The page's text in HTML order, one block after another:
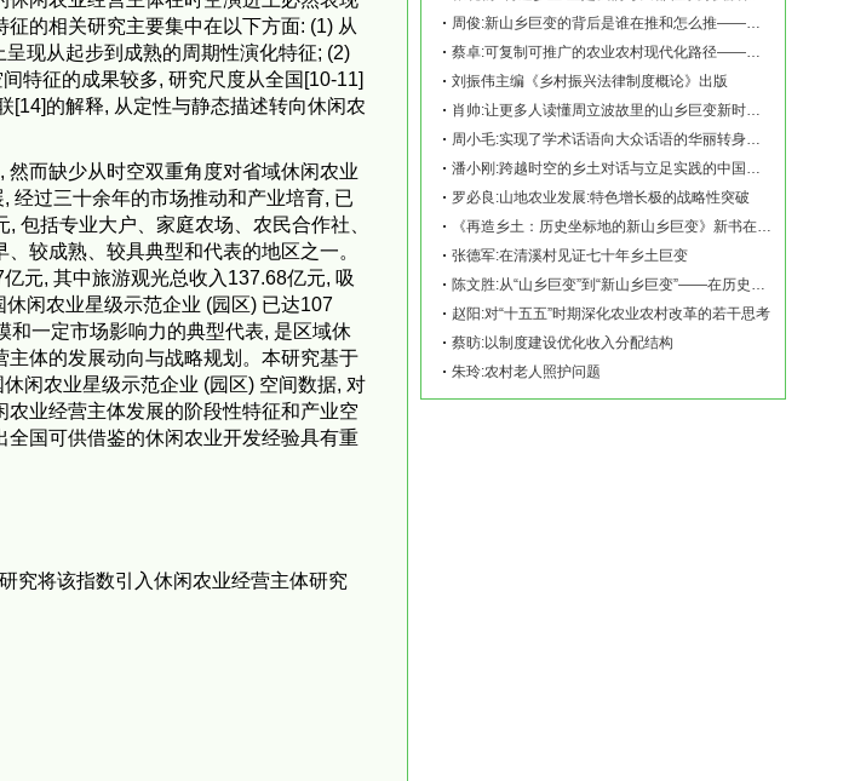
的相关研究主要集中在以下方面: (1) 从
现从起步到成熟的周期性演化特征; (2)
特征的成果较多, 研究尺度从全国[10-11]
[14]的解释, 从定性与静态描述转向休闲农
而缺少从时空双重角度对省域休闲农业
经过三十余年的市场推动和产业培育, 已
包括专业大户、家庭农场、农民合作社、
较成熟、较具典型和代表的地区之一。
元, 其中旅游观光总收入137.68亿元, 吸
闲农业星级示范企业 (园区) 已达107
和一定市场影响力的典型代表, 是区域休
体的发展动向与战略规划。本研究基于
闲农业星级示范企业 (园区) 空间数据, 对
业经营主体发展的阶段性特征和产业空
国可供借鉴的休闲农业开发经验具有重
究将该指数引入休闲农业经营主体研究
周俊:新山乡巨变的背后是谁在推和怎么推——《再造乡土:历史坐标地的新山乡巨变》新书发
蔡卓:可复制可推广的农业农村现代化路径——《再造乡土:历史坐标地的新山乡巨变》新书发
刘振伟主编《乡村振兴法律制度概论》出版
肖帅:让更多人读懂周立波故里的山乡巨变新时代故事——《再造乡土:历史坐标地的新山乡巨
周小毛:实现了学术话语向大众话语的华丽转身——《再造乡土:历史坐标地的新山乡巨变》新
潘小刚:跨越时空的乡土对话与立足实践的中国故事——《再造乡土:历史坐标地的新山乡巨变
罗必良:山地农业发展:特色增长极的战略性突破
《再造乡土：历史坐标地的新山乡巨变》新书在赫山清溪村首发
张德军:在清溪村见证七十年乡土巨变
陈文胜:从“山乡巨变”到“新山乡巨变”——在历史坐标地观察中国乡村现代化
赵阳:对“十五五”时期深化农业农村改革的若干思考
蔡昉:以制度建设优化收入分配结构
朱玲:农村老人照护问题